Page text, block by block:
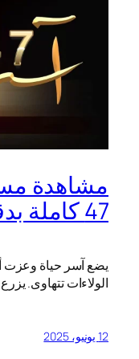
مشاهدة
47 كاملة بدقة HD
يضع آسر حياة وعزت
الولاءات تتهاوى.
12 يونيو، 2025